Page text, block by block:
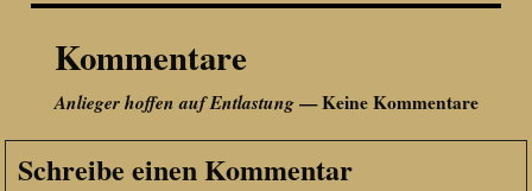
Kommentare
Anlieger hoffen auf Entlastung— Keine Kommentare
Schreibe einen Kommentar